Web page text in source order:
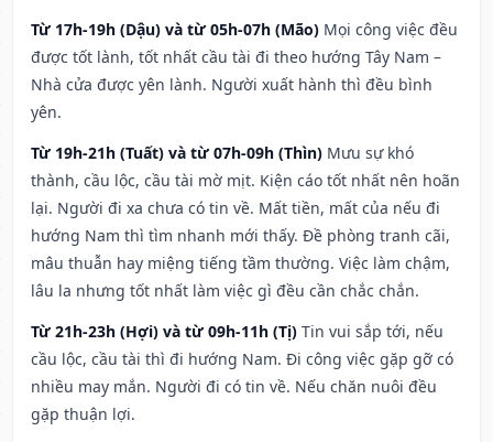
Từ 17h-19h (Dậu) và từ 05h-07h (Mão) Mọi công việc đều
được tốt lành, tốt nhất cầu tài đi theo hướng Tây Nam –
Nhà cửa được yên lành. Người xuất hành thì đều bình
yên.
Từ 19h-21h (Tuất) và từ 07h-09h (Thìn) Mưu sự khó
thành, cầu lộc, cầu tài mờ mịt. Kiện cáo tốt nhất nên hoãn
lại. Người đi xa chưa có tin về. Mất tiền, mất của nếu đi
hướng Nam thì tìm nhanh mới thấy. Đề phòng tranh cãi,
mâu thuẫn hay miệng tiếng tầm thường. Việc làm chậm,
lâu la nhưng tốt nhất làm việc gì đều cần chắc chắn.
Từ 21h-23h (Hợi) và từ 09h-11h (Tị) Tin vui sắp tới, nếu
cầu lộc, cầu tài thì đi hướng Nam. Đi công việc gặp gỡ có
nhiều may mắn. Người đi có tin về. Nếu chăn nuôi đều
gặp thuận lợi.